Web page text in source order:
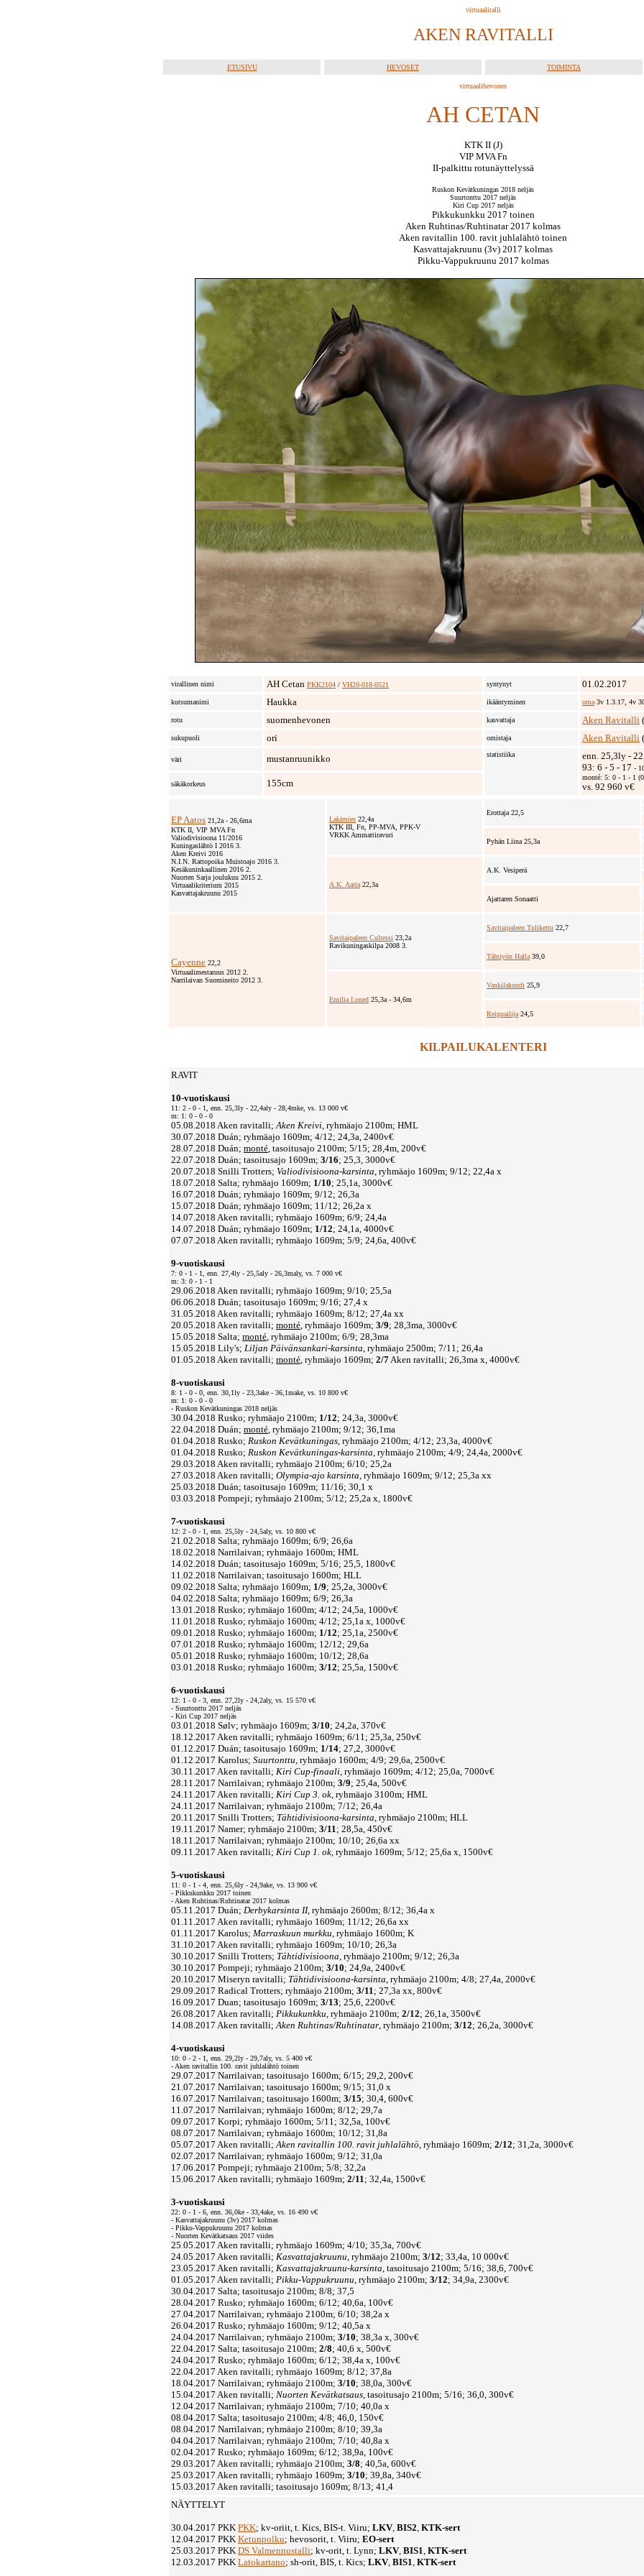
virtuaalitalli
AKEN RAVITALLI
ETUSIVU HEVOSET TOIMINTA
virtuaalihevonen
AH CETAN
KTK II (J)
VIP MVA Fn
II-palkittu rotunäyttelyssä
Ruskon Kevätkuningas 2018 neljäs
Suurtonttu 2017 neljäs
Kiri Cup 2017 neljäs
Pikkukunkku 2017 toinen
Aken Ruhtinas/Ruhtinatar 2017 kolmas
Aken ravitallin 100. ravit juhlalähtö toinen
Kasvattajakruunu (3v) 2017 kolmas
Pikku-Vappukruunu 2017 kolmas
virallinen nimi AH Cetan PKK2104 / VH20-018-0521 syntynyt 01.02.2017
kutsumanimi Haukka ikääntyminen oma 3v 1.3.17, 4v
rotu suomenhevonen kasvattaja Aken Ravitalli
sukupuoli ori omistaja Aken Ravitalli
väri mustanruunikko statistiika
enn. 25,3ly -
93: 6 - 5 - 17 -
monté: 5: 0 - 1 - 1
vs. 92 960 v€
säkäkorkeus 155cm
EP Aatos 21,2a - 26,6ma
KTK II, VIP MVA Fn
Valiodivisioona 11/2016
Kuningaslähtö I 2016 3.
Aken Kreivi 2016
N.I.N. Rattopoika Muistoajo 2016 3.
Kesäkuninkaallinen 2016 2.
Nuorten Sarja joulukuu 2015 2.
Virtuaalikriterium 2015
Kasvattajakruunu 2015
Lakimies 22,4a
KTK III, Fn, PP-MVA, PPK-V
VRKK Ammattiravuri
Erottaja 22,5
Pyhän Liina 25,3a
A.K. Aaria 22,3a
A.K. Vesiperä
Ajattaren Sonaatti
Cayenne 22,2
Virtuaalimestaruus 2012 2.
Narrilaivan Suomineito 2012 3.
Savitaipaleen Cultessi 23,2a
Ravikuningaskilpa 2008 3.
Savitaipaleen Tulikettu 22,7
Tähtiyön Halla 39,0
Emilia Luned 25,3a - 34,6m
Vankilakundi 25,9
Reippailija 24,5
KILPAILUKALENTERI
RAVIT
10-vuotiskausi
11: 2 - 0 - 1, enn. 25,3ly - 22,4aly - 28,4mke, vs. 13 000 v€
m: 1: 0 - 0 - 0
05.08.2018 Aken ravitalli;Aken Kreivi, ryhmäajo 2100m; HML
30.07.2018 Duán; ryhmäajo 1609m; 4/12; 24,3a, 2400v€
28.07.2018 Duán; monté, tasoitusajo 2100m; 5/15; 28,4m, 200v€
22.07.2018 Duán; tasoitusajo 1609m; 3/16; 25,3, 3000v€
20.07.2018 Snilli Trotters; Valiodivisioona-karsinta, ryhmäajo 1609m; 9/12; 22,4a x
18.07.2018 Salta; ryhmäajo 1609m; 1/10; 25,1a, 3000v€
16.07.2018 Duán; ryhmäajo 1609m; 9/12; 26,3a
15.07.2018 Duán; ryhmäajo 1609m; 11/12; 26,2a x
14.07.2018 Aken ravitalli; ryhmäajo 1609m; 6/9; 24,4a
14.07.2018 Duán; ryhmäajo 1609m; 1/12; 24,1a, 4000v€
07.07.2018 Aken ravitalli; ryhmäajo 1609m; 5/9; 24,6a, 400v€
9-vuotiskausi
7: 0 - 1 - 1, enn. 27,4ly - 25,5aly - 26,3maly, vs. 7 000 v€
m: 3: 0 - 1 - 1
29.06.2018 Aken ravitalli; ryhmäajo 1609m; 9/10; 25,5a
06.06.2018 Duán; tasoitusajo 1609m; 9/16; 27,4 x
31.05.2018 Aken ravitalli; ryhmäajo 1609m; 8/12; 27,4a xx
20.05.2018 Aken ravitalli; monté, ryhmäajo 1609m; 3/9; 28,3ma, 3000v€
15.05.2018 Salta; monté, ryhmäajo 2100m; 6/9; 28,3ma
15.05.2018 Lily's; Liljan Päivänsankari-karsinta, ryhmäajo 2500m; 7/11; 26,4a
01.05.2018 Aken ravitalli; monté, ryhmäajo 1609m; 2/7Aken ravitalli; 26,3ma x, 4000v€
8-vuotiskausi
8: 1 - 0 - 0, enn. 30,1ly - 23,3ake - 36,1make, vs. 10 800 v€
m: 1: 0 - 0 - 0
- Ruskon Kevätkuningas 2018 neljäs
30.04.2018 Rusko; ryhmäajo 2100m; 1/12; 24,3a, 3000v€
22.04.2018 Duán; monté, ryhmäajo 2100m; 9/12; 36,1ma
01.04.2018 Rusko; Ruskon Kevätkuningas, ryhmäajo 2100m; 4/12; 23,3a, 4000v€
01.04.2018 Rusko; Ruskon Kevätkuningas-karsinta, ryhmäajo 2100m; 4/9; 24,4a, 2000v€
29.03.2018 Aken ravitalli; ryhmäajo 2100m; 6/10; 25,2a
27.03.2018 Aken ravitalli; Olympia-ajo karsinta, ryhmäajo 1609m; 9/12; 25,3a xx
25.03.2018 Duán; tasoitusajo 1609m; 11/16; 30,1 x
03.03.2018 Pompeji; ryhmäajo 2100m; 5/12; 25,2a x, 1800v€
7-vuotiskausi
12: 2 - 0 - 1, enn. 25,5ly - 24,5aly, vs. 10 800 v€
21.02.2018 Salta; ryhmäajo 1609m; 6/9; 26,6a
18.02.2018 Narrilaivan; ryhmäajo 1600m; HML
14.02.2018 Duán; tasoitusajo 1609m; 5/16; 25,5, 1800v€
11.02.2018 Narrilaivan; tasoitusajo 1600m; HLL
09.02.2018 Salta; ryhmäajo 1609m; 1/9; 25,2a, 3000v€
04.02.2018 Salta; ryhmäajo 1609m; 6/9; 26,3a
13.01.2018 Rusko; ryhmäajo 1600m; 4/12; 24,5a, 1000v€
11.01.2018 Rusko; ryhmäajo 1600m; 4/12; 25,1a x, 1000v€
09.01.2018 Rusko; ryhmäajo 1600m; 1/12; 25,1a, 2500v€
07.01.2018 Rusko; ryhmäajo 1600m; 12/12; 29,6a
05.01.2018 Rusko; ryhmäajo 1600m; 10/12; 28,6a
03.01.2018 Rusko; ryhmäajo 1600m; 3/12; 25,5a, 1500v€
6-vuotiskausi
12: 1 - 0 - 3, enn. 27,2ly - 24,2aly, vs. 15 570 v€
- Suurtonttu 2017 neljäs
- Kiri Cup 2017 neljäs
03.01.2018 Sølv; ryhmäajo 1609m; 3/10; 24,2a, 370v€
18.12.2017 Aken ravitalli; ryhmäajo 1609m; 6/11; 25,3a, 250v€
01.12.2017 Duán; tasoitusajo 1609m; 1/14; 27,2, 3000v€
01.12.2017 Karolus; Suurtonttu, ryhmäajo 1600m; 4/9; 29,6a, 2500v€
30.11.2017 Aken ravitalli; Kiri Cup-finaali, ryhmäajo 1609m; 4/12; 25,0a, 7000v€
28.11.2017 Narrilaivan; ryhmäajo 2100m; 3/9; 25,4a, 500v€
24.11.2017 Aken ravitalli; Kiri Cup 3. ok, ryhmäajo 3100m; HML
24.11.2017 Narrilaivan; ryhmäajo 2100m; 7/12; 26,4a
20.11.2017 Snilli Trotters; Tähtidivisioona-karsinta, ryhmäajo 2100m; HLL
19.11.2017 Namer; ryhmäajo 2100m; 3/11; 28,5a, 450v€
18.11.2017 Narrilaivan; ryhmäajo 2100m; 10/10; 26,6a xx
09.11.2017 Aken ravitalli; Kiri Cup 1. ok, ryhmäajo 1609m; 5/12; 25,6a x, 1500v€
5-vuotiskausi
11: 0 - 1 - 4, enn. 25,6ly - 24,9ake, vs. 13 900 v€
- Pikkukunkku 2017 toinen
- Aken Ruhtinas/Ruhtinatar 2017 kolmas
05.11.2017 Duán; Derbykarsinta II, ryhmäajo 2600m; 8/12; 36,4a x
01.11.2017 Aken ravitalli; ryhmäajo 1609m; 11/12; 26,6a xx
01.11.2017 Karolus; Marraskuun murkku, ryhmäajo 1600m; K
31.10.2017 Aken ravitalli; ryhmäajo 1609m; 10/10; 26,3a
30.10.2017 Snilli Trotters; Tähtidivisioona, ryhmäajo 2100m; 9/12; 26,3a
30.10.2017 Pompeji; ryhmäajo 2100m; 3/10; 24,9a, 2400v€
20.10.2017 Miseryn ravitalli; Tähtidivisioona-karsinta, ryhmäajo 2100m; 4/8; 27,4a, 2000v€
29.09.2017 Radical Trotters; ryhmäajo 2100m; 3/11; 27,3a xx, 800v€
16.09.2017 Duan; tasoitusajo 1609m; 3/13; 25,6, 2200v€
26.08.2017 Aken ravitalli; Pikkukunkku, ryhmäajo 2100m; 2/12; 26,1a, 3500v€
14.08.2017 Aken ravitalli;Aken Ruhtinas/Ruhtinatar, ryhmäajo 2100m; 3/12; 26,2a, 3000v€
4-vuotiskausi
10: 0 - 2 - 1, enn. 29,2ly - 29,7aly, vs. 5 400 v€
- Aken ravitallin 100. ravit juhlalähtö toinen
29.07.2017 Narrilaivan; tasoitusajo 1600m; 6/15; 29,2, 200v€
21.07.2017 Narrilaivan; tasoitusajo 1600m; 9/15; 31,0 x
16.07.2017 Narrilaivan; tasoitusajo 1600m; 3/15; 30,4, 600v€
11.07.2017 Narrilaivan; ryhmäajo 1600m; 8/12; 29,7a
09.07.2017 Korpi; ryhmäajo 1600m; 5/11; 32,5a, 100v€
08.07.2017 Narrilaivan; ryhmäajo 1600m; 10/12; 31,8a
05.07.2017 Aken ravitalli;Aken ravitallin 100. ravit juhlalähtö, ryhmäajo 1609m; 2/12; 31,2a, 3000v€
02.07.2017 Narrilaivan; ryhmäajo 1600m; 9/12; 31,0a
17.06.2017 Pompeji; ryhmäajo 2100m; 5/8; 32,2a
15.06.2017 Aken ravitalli; ryhmäajo 1609m; 2/11; 32,4a, 1500v€
3-vuotiskausi
22: 0 - 1 - 6, enn. 36,0ke - 33,4ake, vs. 16 490 v€
- Kasvattajakruunu (3v) 2017 kolmas
- Pikku-Vappukruunu 2017 kolmas
- Nuorten Kevätkatsaus 2017 viides
25.05.2017 Aken ravitalli; ryhmäajo 1609m; 4/10; 35,3a, 700v€
24.05.2017 Aken ravitalli; Kasvattajakruunu, ryhmäajo 2100m; 3/12; 33,4a, 10 000v€
23.05.2017 Aken ravitalli; Kasvattajakruunu-karsinta, tasoitusajo 2100m; 5/16; 38,6, 700v€
01.05.2017 Aken ravitalli; Pikku-Vappukruunu, ryhmäajo 2100m; 3/12; 34,9a, 2300v€
30.04.2017 Salta; tasoitusajo 2100m; 8/8; 37,5
28.04.2017 Rusko; ryhmäajo 1600m; 6/12; 40,6a, 100v€
27.04.2017 Narrilaivan; ryhmäajo 2100m; 6/10; 38,2a x
26.04.2017 Rusko; ryhmäajo 1600m; 9/12; 40,5a x
24.04.2017 Narrilaivan; ryhmäajo 2100m; 3/10; 38,3a x, 300v€
22.04.2017 Salta; tasoitusajo 2100m; 2/8; 40,6 x, 500v€
24.04.2017 Rusko; ryhmäajo 1600m; 6/12; 38,4a x, 100v€
22.04.2017 Aken ravitalli; ryhmäajo 1609m; 8/12; 37,8a
18.04.2017 Narrilaivan; ryhmäajo 2100m; 3/10; 38,0a, 300v€
15.04.2017 Aken ravitalli; Nuorten Kevätkatsaus, tasoitusajo 2100m; 5/16; 36,0, 300v€
12.04.2017 Narrilaivan; ryhmäajo 2100m; 7/10; 40,0a x
08.04.2017 Salta; tasoitusajo 2100m; 4/8; 46,0, 150v€
08.04.2017 Narrilaivan; ryhmäajo 2100m; 8/10; 39,3a
04.04.2017 Narrilaivan; ryhmäajo 2100m; 7/10; 40,8a x
02.04.2017 Rusko; ryhmäajo 1609m; 6/12; 38,9a, 100v€
29.03.2017 Aken ravitalli; ryhmäajo 2100m; 3/8; 40,5a, 600v€
25.03.2017 Aken ravitalli; ryhmäajo 1609m; 3/10; 39,8a, 340v€
15.03.2017 Aken ravitalli; tasoitusajo 1609m; 8/13; 41,4
NÄYTTELYT
30.04.2017 PKK PKK; kv-oriit, t. Kics, BIS-t. Viiru; LKV, BIS2, KTK-sert
12.04.2017 PKK Ketunpolku; hevosorit, t. Viiru; EO-sert
25.03.2017 PKK DS Valmennustalli; kv-orit, t. Lynn; LKV, BIS1, KTK-sert
12.03.2017 PKK Latokartano; sh-orit, BIS, t. Kics; LKV, BIS1, KTK-sert